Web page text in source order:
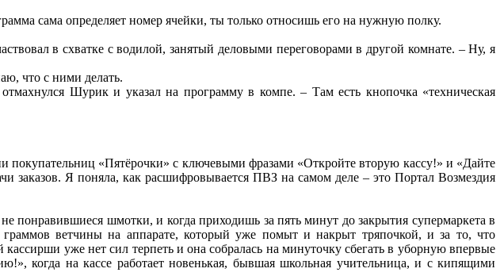
сама определяет номер ячейки, ты только относишь его на нужную полку.
в схватке с водилой, занятый деловыми переговорами в другой комнате. – Ну, я
что с ними делать.
Шурик и указал на программу в компе. – Там есть кнопочка «техническая
покупательниц «Пятёрочки» с ключевыми фразами «Откройте вторую кассу!» и «Дайте
заказов. Я поняла, как расшифровывается ПВЗ на самом деле – это Портал Возмездия
понравившиеся шмотки, и когда приходишь за пять минут до закрытия супермаркета в
граммов ветчины на аппарате, который уже помыт и накрыт тряпочкой, и за то, что
уже нет сил терпеть и она собралась на минуточку сбегать в уборную впервые
когда на кассе работает новенькая, бывшая школьная учительница, и с кипящими